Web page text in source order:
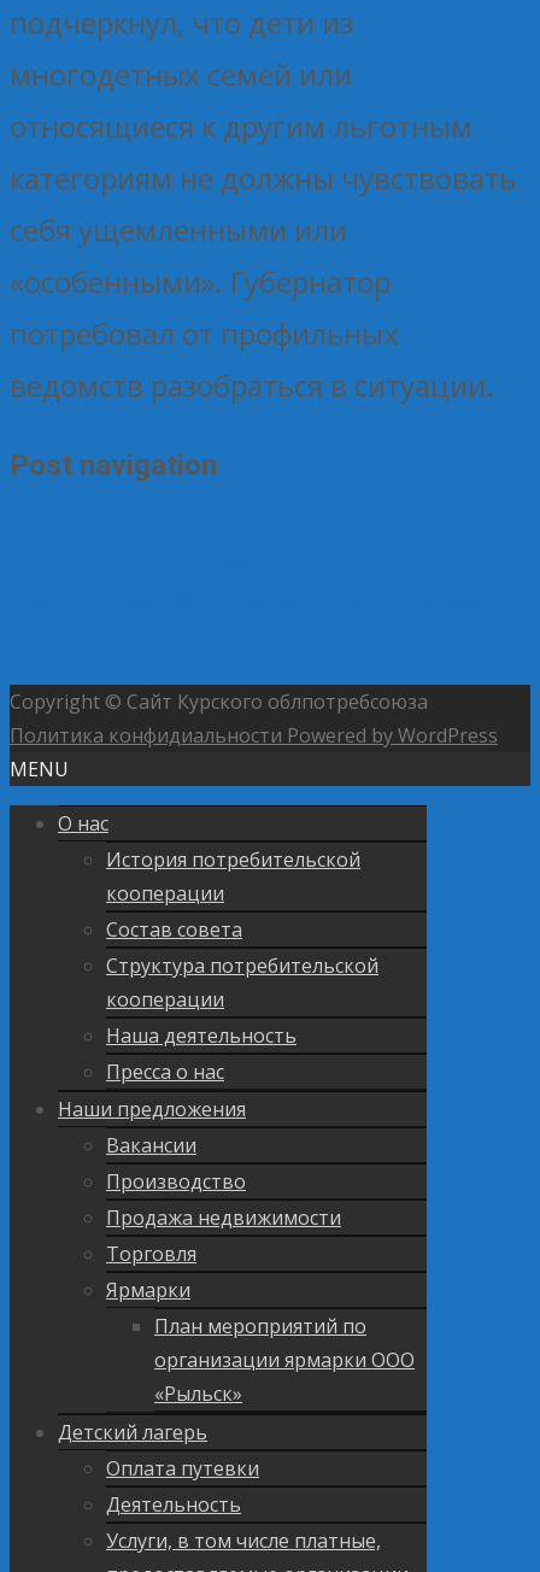
подчеркнул, что дети из
многодетных семей или
относящиеся к другим льготным
категориям не должны чувствовать
себя ущемленными или
«особенными». Губернатор
потребовал от профильных
ведомств разобраться в ситуации.
Post navigation
Copyright © Сайт Курского облпотребсоюза
Политика конфидиальности Powered by WordPress
MENU
О нас
История потребительской
кооперации
Состав совета
Структура потребительской
кооперации
Наша деятельность
Пресса о нас
Наши предложения
Вакансии
Производство
Продажа недвижимости
Торговля
Ярмарки
План мероприятий по
организации ярмарки ООО
«Рыльск»
Детский лагерь
Оплата путевки
Деятельность
Услуги, в том числе платные,